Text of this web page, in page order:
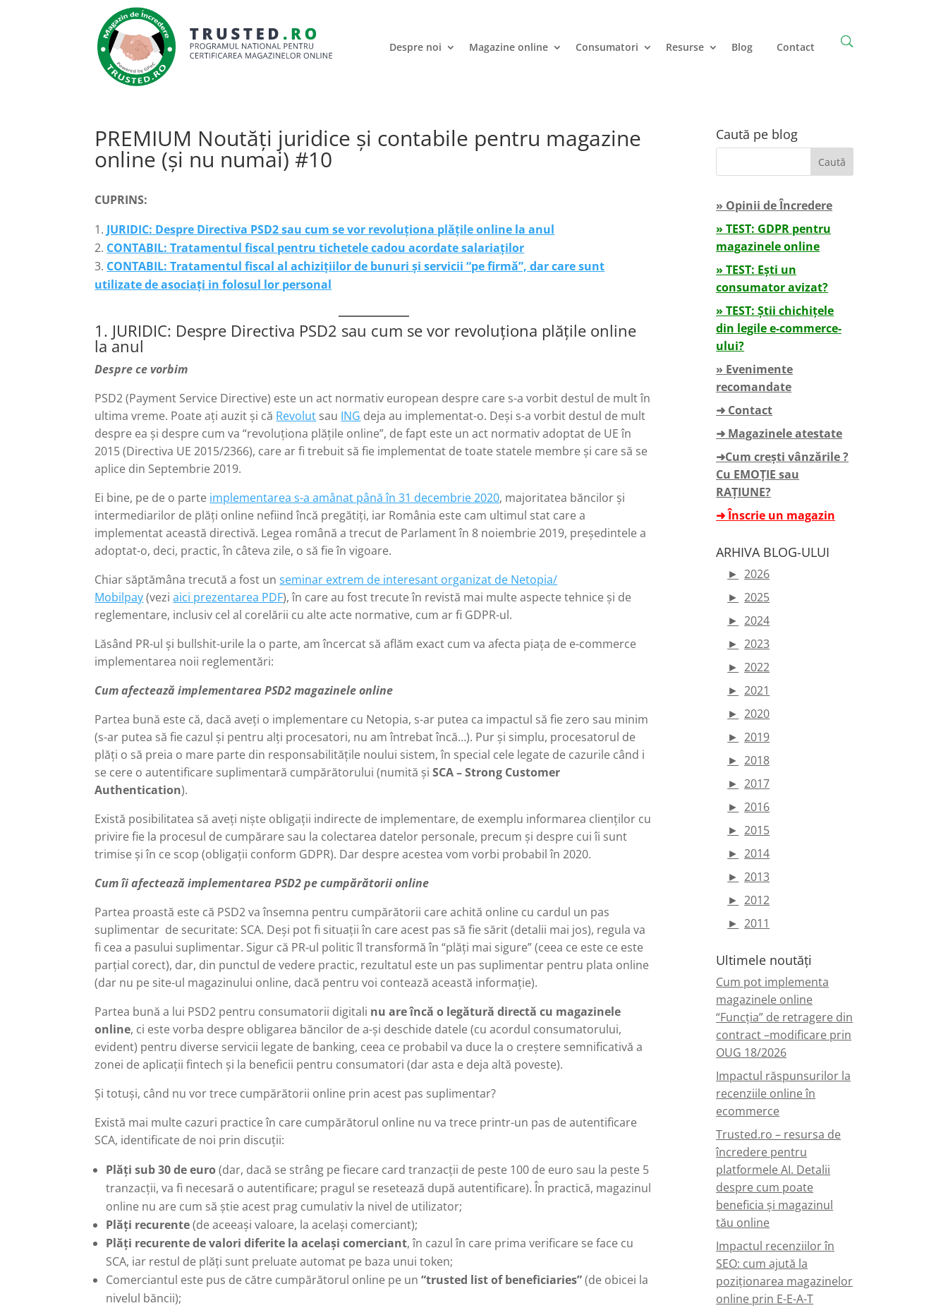
Despre noi Magazine online Consumatori Resurse Blog Contact
PREMIUM Noutăți juridice și contabile pentru magazine
online (și nu numai) #10
CUPRINS:
JURIDIC: Despre Directiva PSD2 sau cum se vor revoluționa plățile online la anul
CONTABIL: Tratamentul fiscal pentru tichetele cadou acordate salariaților
CONTABIL: Tratamentul fiscal al achizițiilor de bunuri și servicii “pe firmă”, dar care sunt
utilizate de asociați in folosul lor personal
1. JURIDIC: Despre Directiva PSD2 sau cum se vor revoluționa plățile online
la anul
Despre ce vorbim
PSD2 (Payment Service Directive) este un act normativ european despre care s-a vorbit destul de mult în
ultima vreme. Poate ați auzit și că Revolut sau ING deja au implementat-o. Deși s-a vorbit destul de mult
despre ea și despre cum va “revoluționa plățile online”, de fapt este un act normativ adoptat de UE în
2015 (Directiva UE 2015/2366), care ar fi trebuit să fie implementat de toate statele membre și care să se
aplice din Septembrie 2019.
Ei bine, pe de o parte implementarea s-a amânat până în 31 decembrie 2020, majoritatea băncilor și
intermediarilor de plăți online nefiind încă pregătiți, iar România este cam ultimul stat care a
implementat această directivă. Legea română a trecut de Parlament în 8 noiembrie 2019, președintele a
adoptat-o, deci, practic, în câteva zile, o să fie în vigoare.
Chiar săptămâna trecută a fost unseminar extrem de interesant organizat de Netopia/
Mobilpay(veziaici prezentarea PDF), în care au fost trecute în revistă mai multe aspecte tehnice și de
reglementare, inclusiv cel al corelării cu alte acte normative, cum ar fi GDPR-ul.
Lăsând PR-ul și bullshit-urile la o parte, am încercat să aflăm exact cum va afecta piața de e-commerce
implementarea noii reglementări:
Cum afectează implementarea PSD2 magazinele online
Partea bună este că, dacă aveți o implementare cu Netopia, s-ar putea ca impactul să fie zero sau minim
(s-ar putea să fie cazul și pentru alți procesatori, nu am întrebat încă…). Pur și simplu, procesatorul de
plăți o să preia o mare parte din responsabilitățile noului sistem, în special cele legate de cazurile când i
se cere o autentificare suplimentară cumpărătorului (numită șiSCA – Strong Customer
Authentication).
Există posibilitatea să aveți niște obligații indirecte de implementare, de exemplu informarea clienților cu
privire fie la procesul de cumpărare sau la colectarea datelor personale, precum și despre cui îi sunt
trimise și în ce scop (obligații conform GDPR). Dar despre acestea vom vorbi probabil în 2020.
Cum îi afectează implementarea PSD2 pe cumpărătorii online
Partea proastă este că PSD2 va însemna pentru cumpărătorii care achită online cu cardul un pas
suplimentar de securitate: SCA. Deși pot fi situații în care acest pas să fie sărit (detalii mai jos), regula va
fi cea a pasului suplimentar. Sigur că PR-ul politic îl transformă în “plăți mai sigure” (ceea ce este ce este
parțial corect), dar, din punctul de vedere practic, rezultatul este un pas suplimentar pentru plata online
(dar nu pe site-ul magazinului online, dacă pentru voi contează această informație).
Partea bună a lui PSD2 pentru consumatorii digitali nu are încă o legătură directă cu magazinele
online, ci este vorba despre obligarea băncilor de a-și deschide datele (cu acordul consumatorului,
evident) pentru diverse servicii legate de banking, ceea ce probabil va duce la o creștere semnificativă a
zonei de aplicații fintech și la beneficii pentru consumatori (dar asta e deja altă poveste).
Și totuși, când nu vor trece cumpărătorii online prin acest pas suplimentar?
Există mai multe cazuri practice în care cumpărătorul online nu va trece printr-un pas de autentificare
SCA, identificate de noi prin discuții:
Plăți sub 30 de euro(dar, dacă se strâng pe fiecare card tranzacții de peste 100 de euro sau la peste 5
tranzacții, va fi necesară o autentificare; pragul se resetează după autentificare). În practică, magazinul
online nu are cum să știe acest prag cumulativ la nivel de utilizator;
Plăți recurente(de aceeași valoare, la același comerciant);
Plăți recurente de valori diferite la același comerciant, în cazul în care prima verificare se face cu
SCA, iar restul de plăți sunt preluate automat pe baza unui token;
Comerciantul este pus de către cumpărătorul online pe un“trusted list of beneficiaries”(de obicei la
nivelul băncii);
Caută pe blog
» Opinii de Încredere
» TEST: GDPR pentru
magazinele online
» TEST: Ești un
consumator avizat?
» TEST: Știi chichițele
din legile e-commerce-
ului?
» Evenimente
recomandate
➜ Contact
➜ Magazinele atestate
➜Cum crești vânzările ?
Cu EMOȚIE sau
RAȚIUNE?
➜ Înscrie un magazin
ARHIVA BLOG-ULUI
► 2026
► 2025
► 2024
► 2023
► 2022
► 2021
► 2020
► 2019
► 2018
► 2017
► 2016
► 2015
► 2014
► 2013
► 2012
► 2011
Ultimele noutăți
Cum pot implementa
magazinele online
“Funcția” de retragere din
contract –modificare prin
OUG 18/2026
Impactul răspunsurilor la
recenziile online în
ecommerce
Trusted.ro – resursa de
încredere pentru
platformele AI. Detalii
despre cum poate
beneficia și magazinul
tău online
Impactul recenziilor în
SEO: cum ajută la
poziționarea magazinelor
online prin E-E-A-T